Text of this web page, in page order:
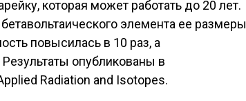
которая может работать до 20 лет.
элемента ее размеры
повысилась в 10 раз, а
опубликованы в
Radiation and Isotopes.